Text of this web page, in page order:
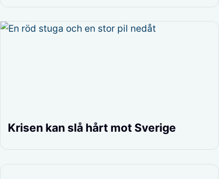
Krisen kan slå hårt mot Sverige